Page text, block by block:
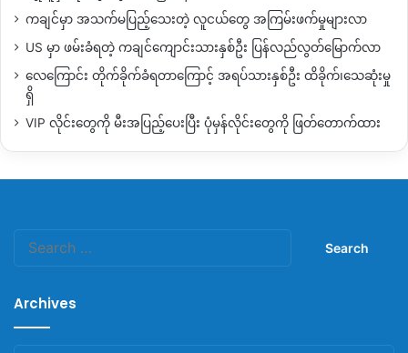
ကချင်မှာ အသက်မပြည့်သေးတဲ့ လူငယ်တွေ အကြမ်းဖက်မှုများလာ
US မှာ ဖမ်းခံရတဲ့ ကချင်ကျောင်းသားနှစ်ဦး ပြန်လည်လွတ်မြောက်လာ
လေကြောင်း တိုက်ခိုက်ခံရတာကြောင့် အရပ်သားနှစ်ဦး ထိခိုက်၊သေဆုံးမှု
ရှိ
VIP လိုင်းတွေကို မီးအပြည့်ပေးပြီး ပုံမှန်လိုင်းတွေကို ဖြတ်တောက်ထား
Archives